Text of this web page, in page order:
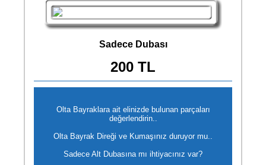
Sadece Dubası
200 TL
Olta Bayraklara ait elinizde bulunan parçaları
değerlendirin..
Olta Bayrak Direği ve Kumaşınız duruyor mu..
Sadece Alt Dubasına mı ihtiyacınız var?